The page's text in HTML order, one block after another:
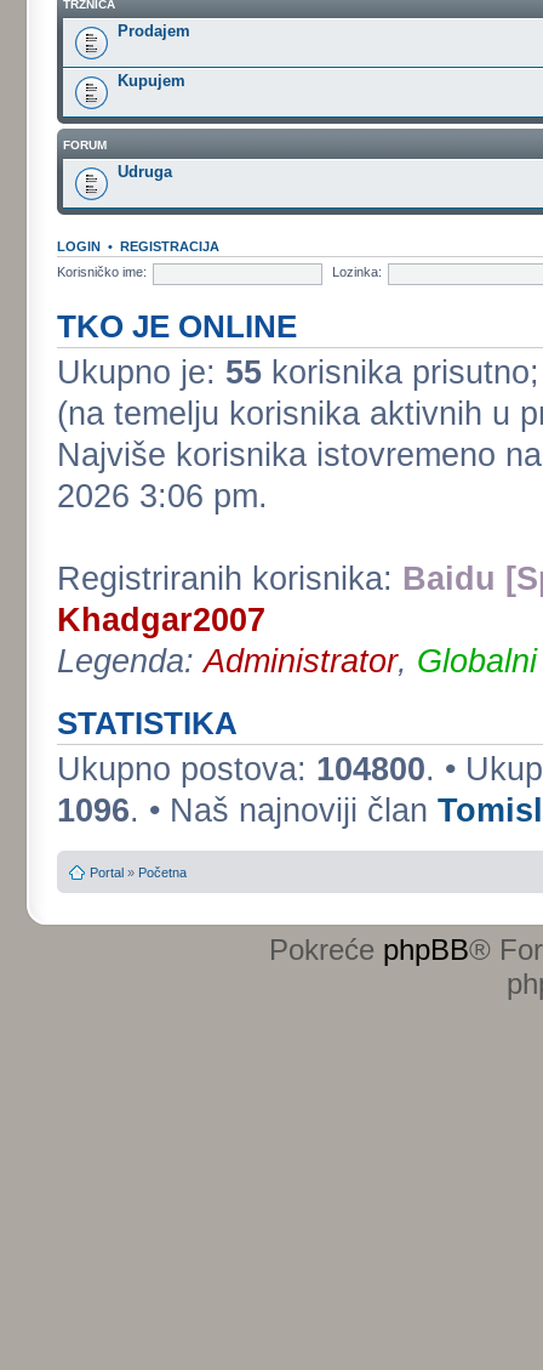
TRŽNICA
Prodajem
Kupujem
FORUM
Udruga
LOGIN • REGISTRACIJA
Korisničko ime:
Lozinka:
TKO JE ONLINE
Ukupno je: 55 korisnika
(na temelju korisnika aktivnih u
Najviše korisnika istovremeno
2026 3:06 pm.
Registriranih korisnika: Baidu
Khadgar2007
Legenda:Administrator,
STATISTIKA
Ukupno postova: 104800. •
1096. • Naš najnoviji član
Portal » Početna
Pokreće phpBB®